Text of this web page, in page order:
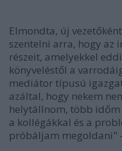
Elmondta, új
szentelni arra, hogy az
részeit, amelyekkel
könyveléstől a
mediátor típusú
azáltal, hogy nekem
helytállnom, több időm
a kollégákkal és a
próbáljam megoldani"